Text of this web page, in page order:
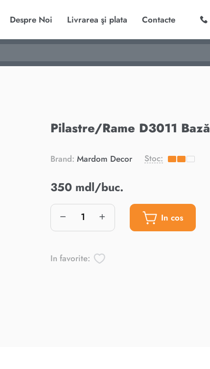
Despre Noi Livrarea şi plata Contacte
Pilastre/Rame D3011 Bază
Brand: Mardom Decor Stoc:
350 mdl/buc.
In cos
In favorite: